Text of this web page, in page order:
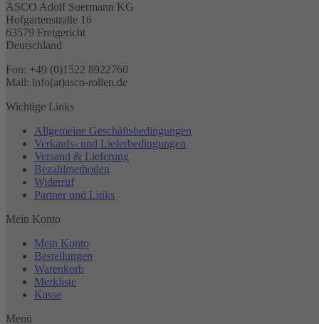
ASCO Adolf Suermann KG
Hofgartenstraße 16
63579 Freigericht
Deutschland
Fon: +49 (0)1522 8922760
Mail: info(at)asco-rollen.de
Wichtige Links
Allgemeine Geschäftsbedingungen
Verkaufs- und Lieferbedingungen
Versand & Lieferung
Bezahlmethoden
Widerruf
Partner und Links
Mein Konto
Mein Konto
Bestellungen
Warenkorb
Merkliste
Kasse
Menü